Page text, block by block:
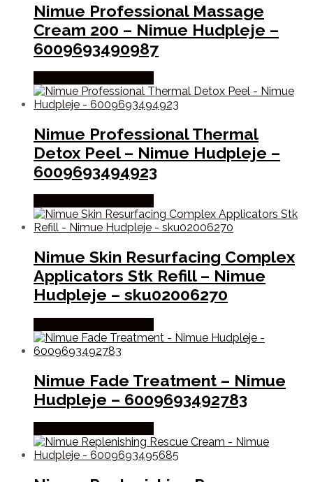
Nimue Professional Massage
Cream 200 – Nimue Hudpleje –
6009693490987
Nimue Professional Thermal
Detox Peel – Nimue Hudpleje –
6009693494923
Nimue Skin Resurfacing Complex
Applicators Stk Refill – Nimue
Hudpleje – sku02006270
Nimue Fade Treatment – Nimue
Hudpleje – 6009693492783